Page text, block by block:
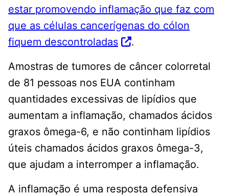
estar promovendo inflamação que faz com
que as células cancerígenas do cólon
fiquem descontroladas
.
Amostras de tumores de câncer colorretal
de 81 pessoas nos EUA continham
quantidades excessivas de lipídios que
aumentam a inflamação, chamados ácidos
graxos ômega-6, e não continham lipídios
úteis chamados ácidos graxos ômega-3,
que ajudam a interromper a inflamação.
A inflamação é uma resposta defensiva